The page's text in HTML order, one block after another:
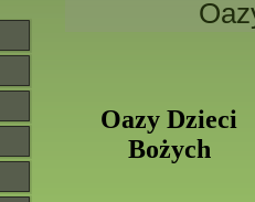
Oazy Dzieci
Bożych